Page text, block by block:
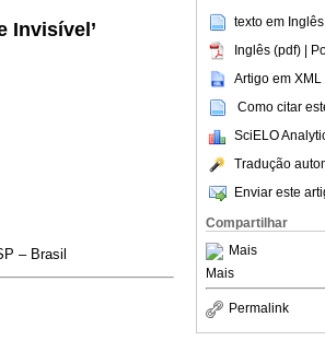
texto em Inglês
Inglês (pdf) |
Artigo em XML
Como citar
SciELO
Tradução
Enviar este
Compartilhar
Mais
Mais
Permalink
Invisível’
– Brasil